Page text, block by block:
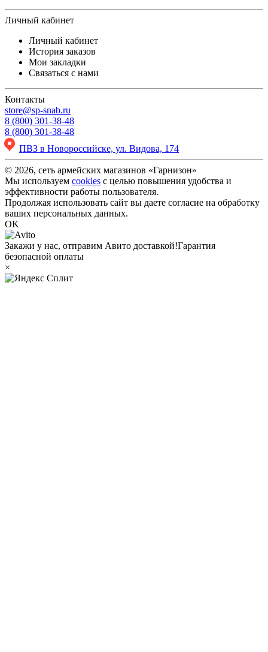
Личный кабинет
Личный кабинет
История заказов
Мои закладки
Связаться с нами
Контакты
store@sp-snab.ru
8 (800) 301-38-48
8 (800) 301-38-48
ПВЗ в Новороссийске, ул. Видова, 174
© 2026, сеть армейских магазинов «Гарнизон»
Мы используем cookies с целью повышения удобства и
эффективности работы пользователя.
Продолжая использовать сайт вы даете согласие на обработку
ваших персональных данных.
OK
Закажи у нас, отправим Авито доставкой!Гарантия
безопасной оплаты
×